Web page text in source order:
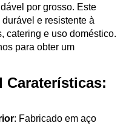
por grosso. Este
e resistente à
catering e uso doméstico.
para obter um
Caraterísticas:
: Fabricado em aço